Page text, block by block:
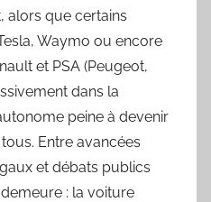
alors que certains
Waymo ou encore
et PSA (Peugeot,
dans la
peine à devenir
Entre avancées
et débats publics
: la voiture